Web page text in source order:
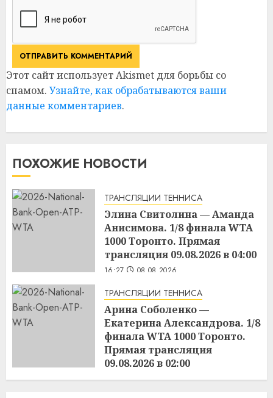
Этот сайт использует Akismet для борьбы со
спамом. Узнайте, как обрабатываются ваши
данные комментариев.
ПОХОЖИЕ НОВОСТИ
ТРАНСЛЯЦИИ ТЕННИСА
Элина Свитолина — Аманда
Анисимова. 1/8 финала WTA
1000 Торонто. Прямая
трансляция 09.08.2026 в 04:00
16:27 08.08.2026
ТРАНСЛЯЦИИ ТЕННИСА
Арина Соболенко —
Екатерина Александрова. 1/8
финала WTA 1000 Торонто.
Прямая трансляция
09.08.2026 в 02:00
16:25 08.08.2026